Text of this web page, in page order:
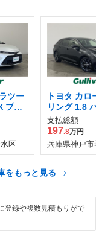
ツー
プラ
区
トヨタ カロ
リング 1.8 ハ
ッド WxB
支払総額
197.8万円
兵庫県神戸市
をもっと見る
登録や複数見積もりがで